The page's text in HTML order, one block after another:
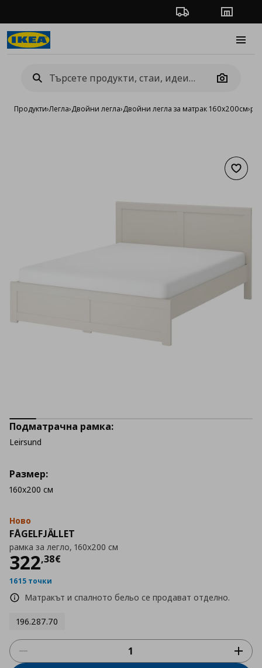
Проследяване на
Camera
Продукти›Легла›Двойни легла›Двойни легла за матрак 160x200см›
Ново
FÅGELFJÄLLET
рамка за легло, 160x200 см
322,38€
Цена
1615 точки
Матракът и спалното бельо се продават отделно.
196.287.70
Подматрачна рамка:
Leirsund
Размер:
160x200 см